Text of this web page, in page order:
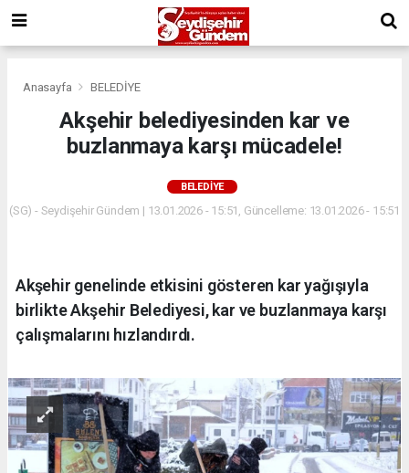
Anasayfa BELEDİYE
Akşehir belediyesinden kar ve
buzlanmaya karşı mücadele!
BELEDİYE
(SG) - Seydişehir Gündem | 13.01.2026 - 15:51, Güncelleme: 13.01.2026 - 15:51
Akşehir genelinde etkisini gösteren kar yağışıyla
birlikte Akşehir Belediyesi, kar ve buzlanmaya karşı
çalışmalarını hızlandırdı.